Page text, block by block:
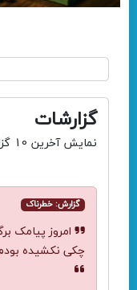
گزارشات
نمایش آخرین 10 گزارش ثبت شده
گزارش: خطرناک
امروز پیامک
چکی نکشیده